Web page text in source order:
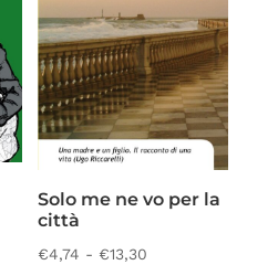
Solo me ne vo per la
città
€4,74 - €13,30